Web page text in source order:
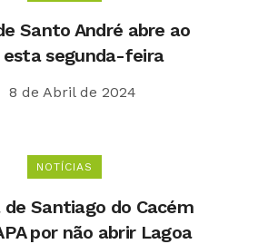
Santo André abre ao
esta segunda-feira
8 de Abril de 2024
NOTÍCIAS
de Santiago do Cacém
por não abrir Lagoa